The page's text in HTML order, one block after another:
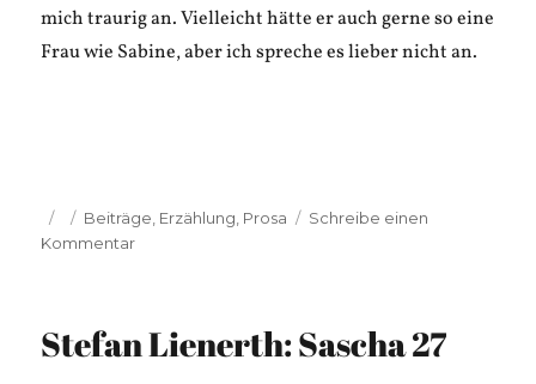
mich traurig an. Vielleicht hätte er auch gerne so eine
Frau wie Sabine, aber ich spreche es lieber nicht an.
Veröffentlicht
am
Kategorien
Beiträge Erzählung Prosa
Schreibe einen
Kommentarzu
F
Stefan Lienerth: Sascha 27